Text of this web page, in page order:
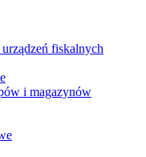
fiskalnych
i magazynów